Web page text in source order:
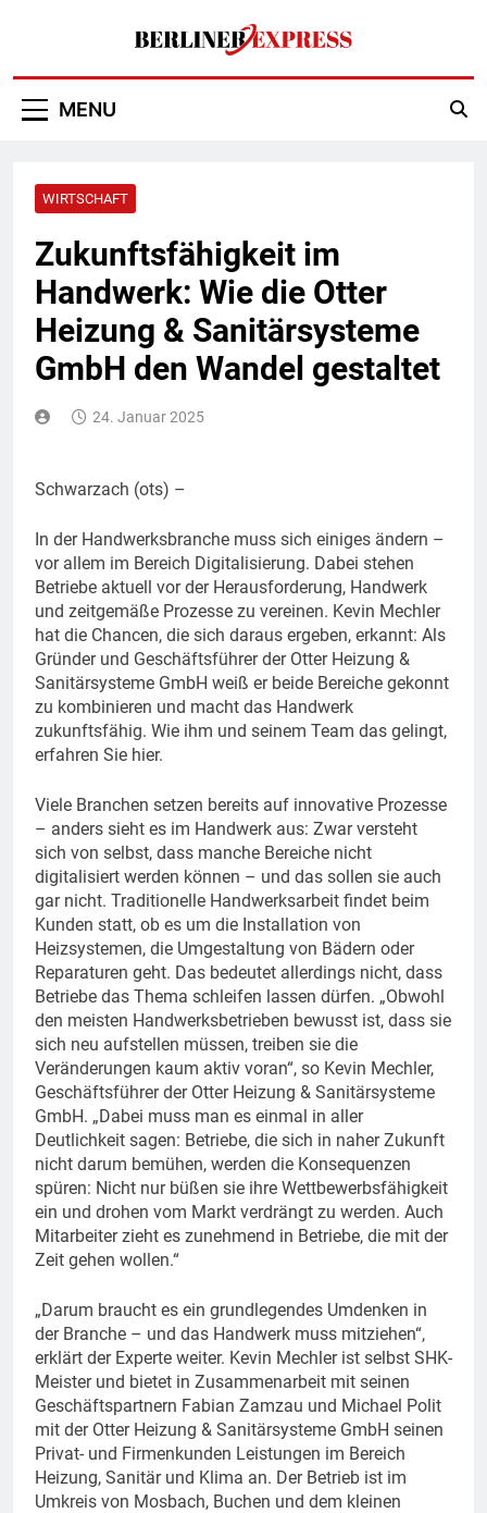
Berliner Express
MENU
WIRTSCHAFT
Zukunftsfähigkeit im
Handwerk: Wie die Otter
Heizung & Sanitärsysteme
GmbH den Wandel gestaltet
24. Januar 2025
Schwarzach (ots) –
In der Handwerksbranche muss sich einiges ändern –
vor allem im Bereich Digitalisierung. Dabei stehen
Betriebe aktuell vor der Herausforderung, Handwerk
und zeitgemäße Prozesse zu vereinen. Kevin Mechler
hat die Chancen, die sich daraus ergeben, erkannt: Als
Gründer und Geschäftsführer der Otter Heizung &
Sanitärsysteme GmbH weiß er beide Bereiche gekonnt
zu kombinieren und macht das Handwerk
zukunftsfähig. Wie ihm und seinem Team das gelingt,
erfahren Sie hier.
Viele Branchen setzen bereits auf innovative Prozesse
– anders sieht es im Handwerk aus: Zwar versteht
sich von selbst, dass manche Bereiche nicht
digitalisiert werden können – und das sollen sie auch
gar nicht. Traditionelle Handwerksarbeit findet beim
Kunden statt, ob es um die Installation von
Heizsystemen, die Umgestaltung von Bädern oder
Reparaturen geht. Das bedeutet allerdings nicht, dass
Betriebe das Thema schleifen lassen dürfen. „Obwohl
den meisten Handwerksbetrieben bewusst ist, dass sie
sich neu aufstellen müssen, treiben sie die
Veränderungen kaum aktiv voran“, so Kevin Mechler,
Geschäftsführer der Otter Heizung & Sanitärsysteme
GmbH. „Dabei muss man es einmal in aller
Deutlichkeit sagen: Betriebe, die sich in naher Zukunft
nicht darum bemühen, werden die Konsequenzen
spüren: Nicht nur büßen sie ihre Wettbewerbsfähigkeit
ein und drohen vom Markt verdrängt zu werden. Auch
Mitarbeiter zieht es zunehmend in Betriebe, die mit der
Zeit gehen wollen.“
„Darum braucht es ein grundlegendes Umdenken in
der Branche – und das Handwerk muss mitziehen“,
erklärt der Experte weiter. Kevin Mechler ist selbst SHK-
Meister und bietet in Zusammenarbeit mit seinen
Geschäftspartnern Fabian Zamzau und Michael Polit
mit der Otter Heizung & Sanitärsysteme GmbH seinen
Privat- und Firmenkunden Leistungen im Bereich
Heizung, Sanitär und Klima an. Der Betrieb ist im
Umkreis von Mosbach, Buchen und dem kleinen